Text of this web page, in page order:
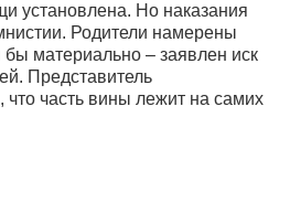
установлена. Но наказания
Родители намерены
бы материально – заявлен иск
Представитель
часть вины лежит на самих